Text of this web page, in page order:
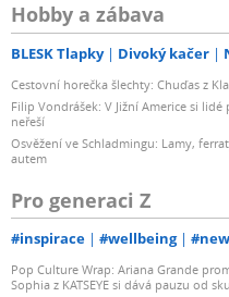
Hobby a zábava
BLESK Tlapky Divoký kačer
Cestovní horečka šlechty: Chuďas z
Filip Vondrášek: V Jižní Americe si
neřeší
Osvěžení ve Schladmingu: Lamy,
autem
Pro generaci Z
#inspirace #wellbeing
Pop Culture Wrap: Ariana Grande
Sophia z KATSEYE si dává pauzu od